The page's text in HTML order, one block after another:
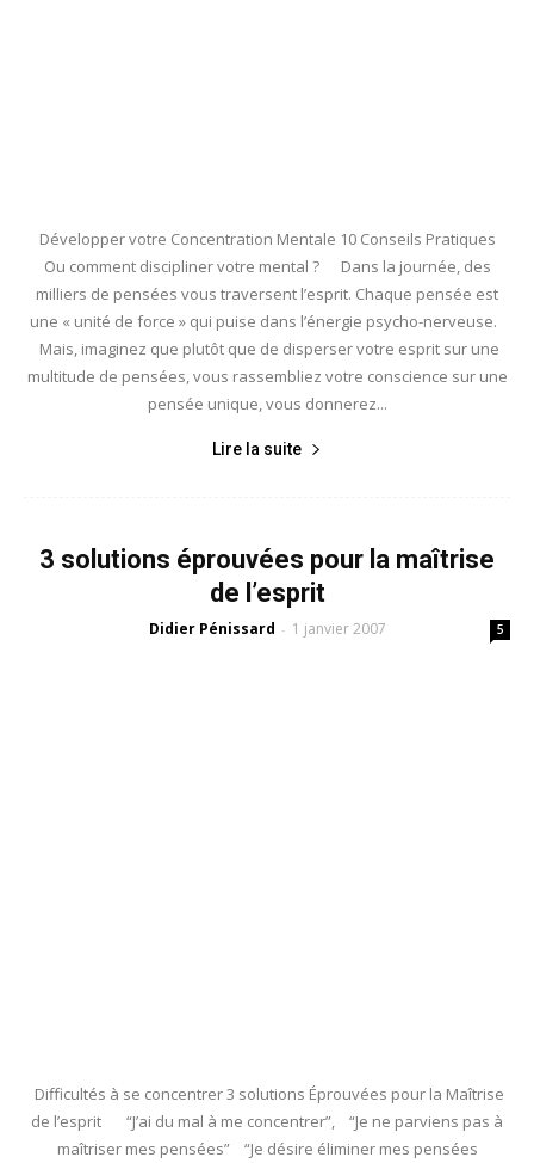
Développer votre Concentration Mentale 10 Conseils Pratiques
Ou comment discipliner votre mental ? Dans la journée, des
milliers de pensées vous traversent l’esprit. Chaque pensée est
une « unité de force » qui puise dans l’énergie psycho-nerveuse.
Mais, imaginez que plutôt que de disperser votre esprit sur une
multitude de pensées, vous rassembliez votre conscience sur une
pensée unique, vous donnerez...
Lire la suite
3 solutions éprouvées pour la maîtrise
de l’esprit
Didier Pénissard - 1 janvier 2007 5
Difficultés à se concentrer 3 solutions Éprouvées pour la Maîtrise
de l’esprit “J’ai du mal à me concentrer”, “Je ne parviens pas à
maîtriser mes pensées” “Je désire éliminer mes pensées